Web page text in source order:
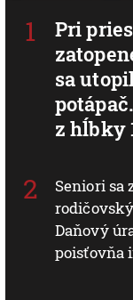
Pri
sa
z hĺbky
Seniori sa
Daňový
poisťovňa